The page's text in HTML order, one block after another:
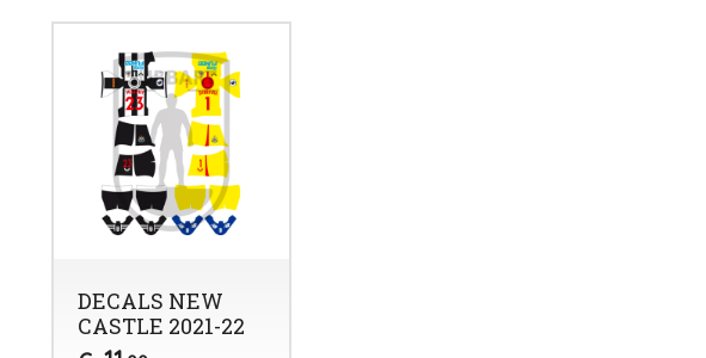
DECALS NEW
CASTLE 2021-22